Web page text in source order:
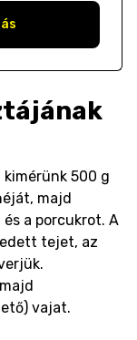
500 g
majd
a porcukrot. A
tejet, az
vajat.